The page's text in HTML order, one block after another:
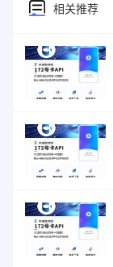
相关推荐